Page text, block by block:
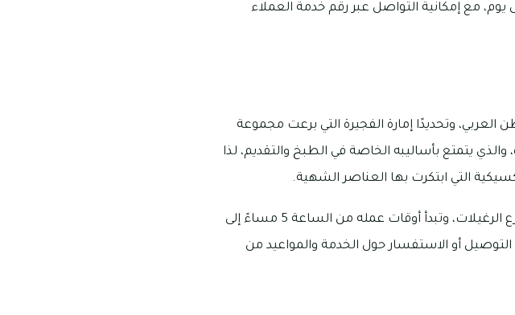
إلى 1 بعد منتصف الليل كل يوم، مع إمكانية التواصل عبر رقم خدمة العملاء
العربي، وتحديدًا إمارة الفجيرة التي برعت مجموعة
يتمتع بأساليبه الخاصة في الطبخ والتقديم، لذا
التي ابتكرت بها العناصر الشهية.
مكان مطعم مزة الذي يحضر ألذ شاورما لبنانية أو عالمية هو شارع الرغيلات، وتبدأ أوقات عمله من الساعة 5 مساءً إلى
أو الاستفسار حول الخدمة والمواعيد من